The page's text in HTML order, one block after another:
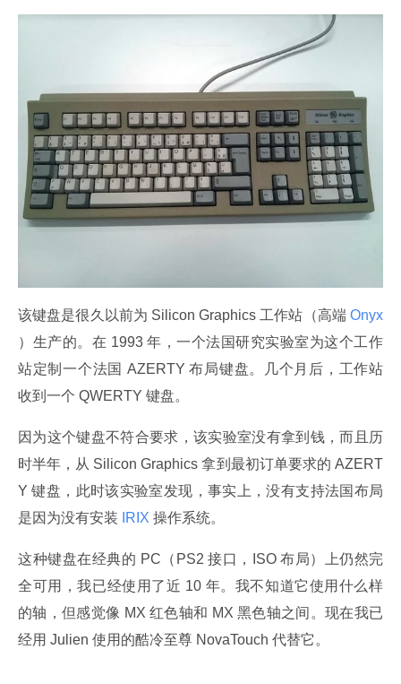
该键盘是很久以前为 Silicon Graphics 工作站（高端
）生产的。在 1993 年，一个法国研究实验室为这个工作
站定制一个法国 AZERTY 布局键盘。几个月后，工作站
收到一个 QWERTY 键盘。
因为这个键盘不符合要求，该实验室没有拿到钱，而且历
时半年，从 Silicon Graphics 拿到最初订单要求的 AZERT
Y 键盘，此时该实验室发现，事实上，没有支持法国布局
是因为没有安装 IRIX 操作系统。
这种键盘在经典的 PC（PS2 接口，ISO 布局）上仍然完
全可用，我已经使用了近 10 年。我不知道它使用什么样
的轴，但感觉像 MX 红色轴和 MX 黑色轴之间。现在我已
经用 Julien 使用的酷冷至尊 NovaTouch 代替它。